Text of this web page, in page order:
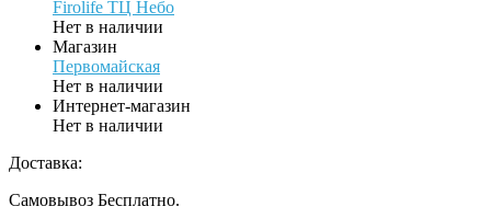
Firolife ТЦ Небо
Нет в наличии
Магазин
Первомайская
Нет в наличии
Интернет-магазин
Нет в наличии
Доставка:
Самовывоз Бесплатно.